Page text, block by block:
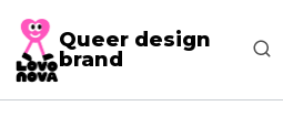
Queer design
brand